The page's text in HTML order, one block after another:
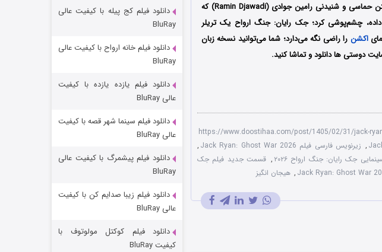
تام کلنسی فاصله گرفته است؛ با این وجود، نمی‌توان از موسیقی متن حماسی و شنیدنی رامین جوادی (Ramin Djawadi) که
چشم‌پوشی کرد؛ جک رایان: جنگ ارواح یک تریلر
اکشن را راضی نگه می‌دارد؛ شما می‌توانید نسخه زبان
دوستی ها دانلود و تماشا کنید.
https://www.doostihaa.com/post/1405/02/31/jack-
, زیرنویس فارسی فیلم Jack Ryan: Ghost War 2026
,
جک رایان: جنگ ارواح ۲۰۲۶ , قسمت جدید فیلم جک
, هیجان انگیز
جادوگری در مغولستان
باب اسفنجی فصل ۱۷
دانلود فیلم کج‌ پیله با کیفیت عالی
BluRay
دانلود فیلم خانه ارواح با کیفیت عالی
BluRay
دانلود فیلم یازده یازده با کیفیت
عالی BluRay
دانلود فیلم سینما شهر قصه با کیفیت
عالی BluRay
دانلود فیلم پیشمرگ با کیفیت عالی
BluRay
دانلود فیلم زیبا صدایم کن با کیفیت
عالی BluRay
دانلود فیلم کوکتل مولوتوف با
کیفیت BluRay